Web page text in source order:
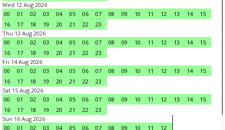
Wed 12 Aug 2026
00
01 02 03 04 05 06 07 08 09 10 11 12 13 14
15
16
17 18 19 20 21 22
23
Thu 13 Aug 2026
00
01 02 03 04 05 06 07 08 09 10 11 12 13 14
15
16
17 18 19 20 21 22
23
Fri 14 Aug 2026
00
01 02 03 04 05 06 07 08 09 10 11 12 13 14
15
16
17 18 19 20 21 22
23
Sat 15 Aug 2026
00
01 02 03 04 05 06 07 08 09 10 11 12 13 14
15
16
17 18 19 20 21 22
23
Sun 16 Aug 2026
00
01 02 03 04 05 06 07 08 09 10 11 12